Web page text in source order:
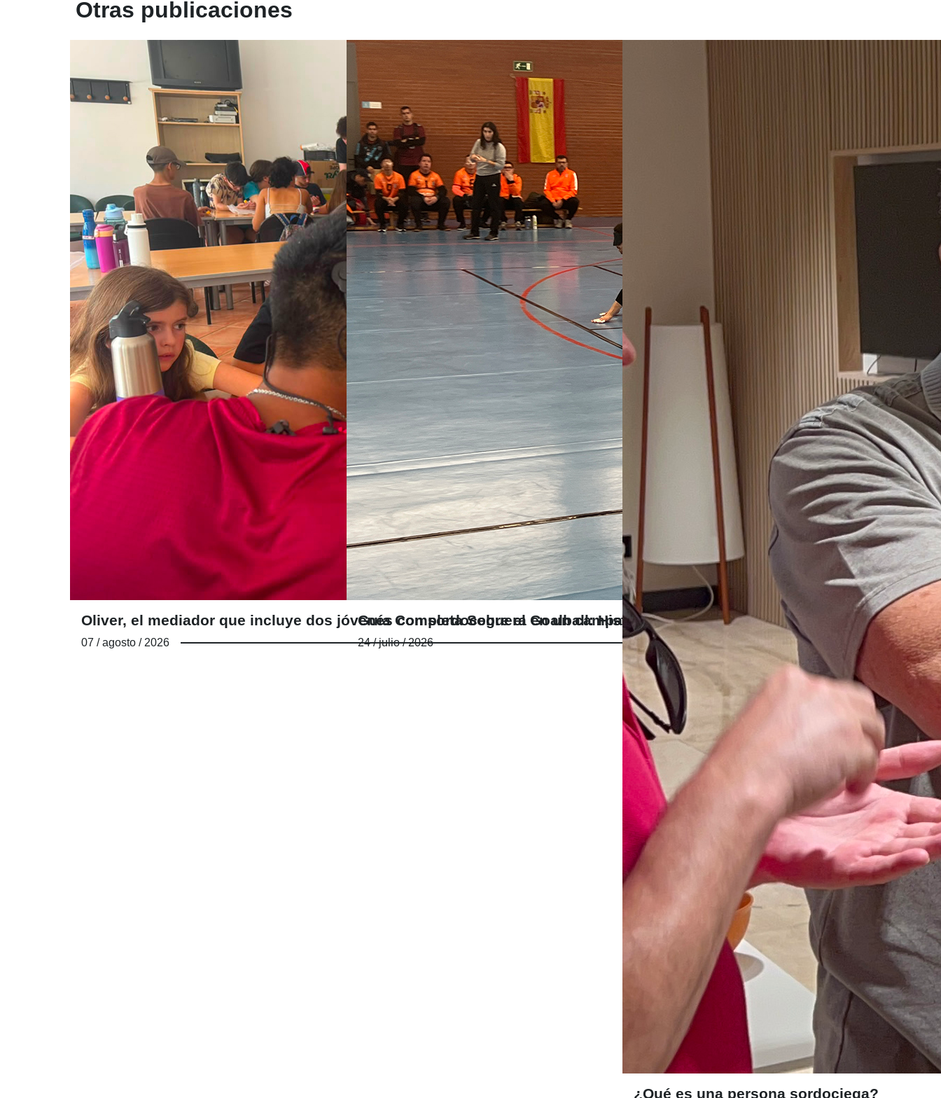
Otras publicaciones
Oliver, el mediador que incluye dos jóvenes con sordoceguera en un campamento
07 / agosto / 2026
Guía Completa Sobre el Goalball: Historia, Reglas y Curiosidades
24 / julio / 2026
¿Qué es una persona sordociega?